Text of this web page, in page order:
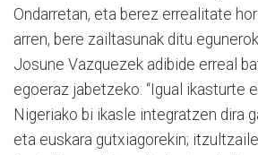
Ondarretan, eta berez errealitate
arren, bere zailtasunak ditu
Josune Vazquezek adibide erreal
egoeraz jabetzeko: “Igual ikasturte
Nigeriako bi ikasle integratzen dira
eta euskara gutxiagorekin;